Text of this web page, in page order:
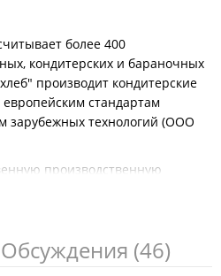
более 400
кондитерских и бараночных
производит кондитерские
стандартам
зарубежных технологий (ООО
производственную
физико-химический,
в соответствии
ISO 9001 и ISO 22000.
Обсуждения (46)